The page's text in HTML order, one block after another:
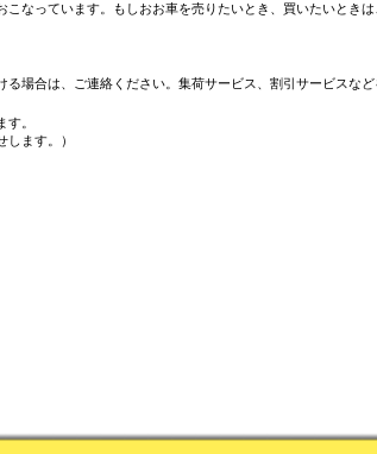
なっています。もしおお車を売りたいとき、買いたいとき
場合は、ご連絡ください。集荷サービス、割引サービスなど
す。
します。）